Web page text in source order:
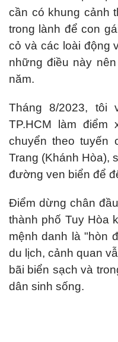
cần có khung cảnh
trong lành để con
cỏ và các loài động
những điều này
năm.
Tháng 8/2023, tôi
TP.HCM làm điểm
chuyển theo tuyến
Trang (Khánh Hòa),
đường ven biển để
Điểm dừng chân
thành phố Tuy Hòa
mệnh danh là "hòn
du lịch, cảnh quan
bãi biển sạch và
dân sinh sống.